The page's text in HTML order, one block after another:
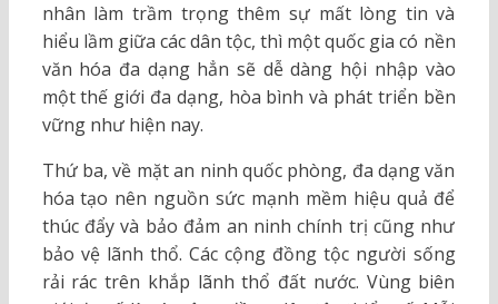
nhân làm trầm trọng thêm sự mất lòng tin và
hiểu lầm giữa các dân tộc, thì một quốc gia có nền
văn hóa đa dạng hẳn sẽ dễ dàng hội nhập vào
một thế giới đa dạng, hòa bình và phát triển bền
vững như hiện nay.
Thứ ba, về mặt an ninh quốc phòng, đa dạng văn
hóa tạo nên nguồn sức mạnh mềm hiệu quả để
thúc đẩy và bảo đảm an ninh chính trị cũng như
bảo vệ lãnh thổ. Các cộng đồng tộc người sống
rải rác trên khắp lãnh thổ đất nước. Vùng biên